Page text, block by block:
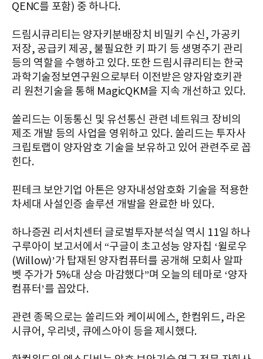
QENC를 포함) 중 하나다.
드림시큐리티는 양자키분배장치 비밀키 수신, 가공키
저장, 공급키 제공, 불필요한 키 파기 등 생명주기 관리
등의 역할을 수행하고 있다. 또한 드림시큐리티는 한국
과학기술정보연구원으로부터 이전받은 양자암호키관
리 원천기술을 통해 MagicQKM을 지속 개선하고 있다.
쏠리드는 이동통신 및 유선통신 관련 네트워크 장비의
제조 개발 등의 사업을 영위하고 있다. 쏠리드는 투자사
크립토랩이 양자암호 기술을 보유하고 있어 관련주로 꼽
힌다.
핀테크 보안기업 아톤은 양자내성암호화 기술을 적용한
차세대 사설인증 솔루션 개발을 완료한 바 있다.
하나증권 리서치센터 글로벌투자분석실 역시 11일 하나
구루아이 보고서에서 “구글이 초고성능 양자칩 ‘윌로우
(Willow)’가 탑재된 양자컴퓨터를 공개해 모회사 알파
벳 주가가 5%대 상승 마감했다”며 오늘의 테마로 ‘양자
컴퓨터’를 꼽았다.
관련 종목으로는 쏠리드와 케이씨에스, 한컴위드, 라온
시큐어, 우리넷, 큐에스아이 등을 제시했다.